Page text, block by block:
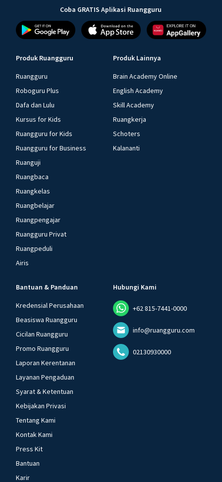
Coba GRATIS Aplikasi Ruangguru
Produk Ruangguru
Ruangguru
Roboguru Plus
Dafa dan Lulu
Kursus for Kids
Ruangguru for Kids
Ruangguru for Business
Ruanguji
Ruangbaca
Ruangkelas
Ruangbelajar
Ruangpengajar
Ruangguru Privat
Ruangpeduli
Airis
Produk Lainnya
Brain Academy Online
English Academy
Skill Academy
Ruangkerja
Schoters
Kalananti
Bantuan & Panduan
Kredensial Perusahaan
Beasiswa Ruangguru
Cicilan Ruangguru
Promo Ruangguru
Laporan Kerentanan
Layanan Pengaduan
Syarat & Ketentuan
Kebijakan Privasi
Tentang Kami
Kontak Kami
Press Kit
Bantuan
Karir
Hubungi Kami
+62 815-7441-0000
info@ruangguru.com
02130930000